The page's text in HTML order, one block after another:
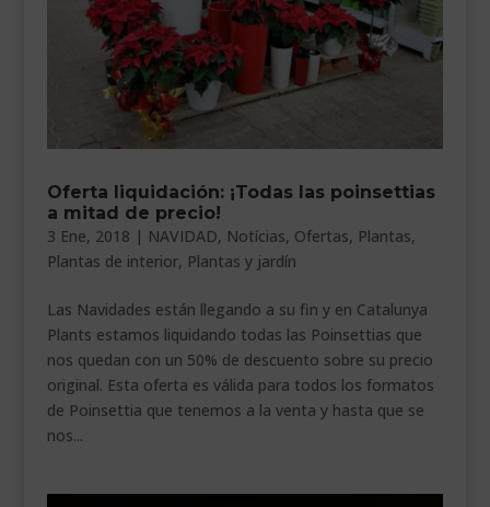
HORARIO GARDEN
___________________________
Oferta liquidación: ¡Todas las poinsettias
a mitad de precio!
3 Ene, 2018 | NAVIDAD, Notícias, Ofertas, Plantas,
Plantas de interior, Plantas y jardín
Las Navidades están llegando a su fin y en Catalunya
Plants estamos liquidando todas las Poinsettias que
nos quedan con un 50% de descuento sobre su precio
original. Esta oferta es válida para todos los formatos
de Poinsettia que tenemos a la venta y hasta que se
nos...